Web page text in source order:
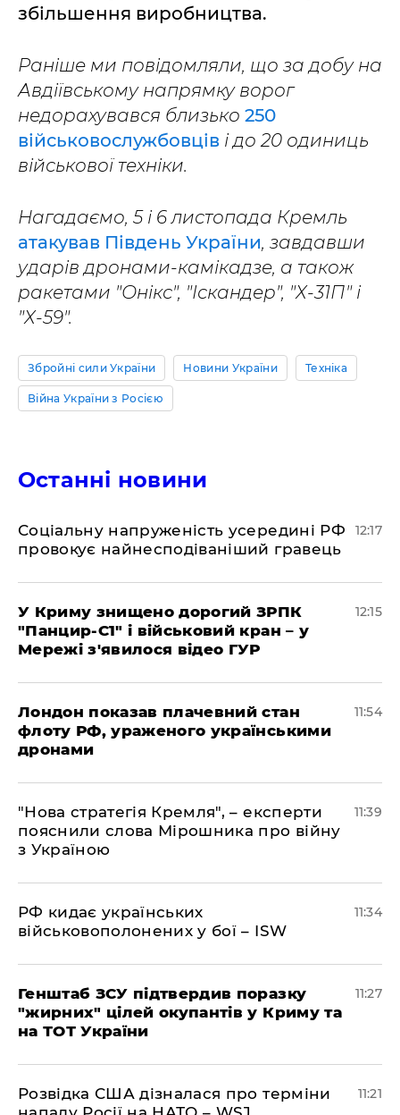
збільшення виробництва.
Раніше ми повідомляли, що за добу на
Авдіївському напрямку ворог
недорахувався близько 250
військовослужбовців і до 20 одиниць
військової техніки.
Нагадаємо, 5 і 6 листопада Кремль
атакував Південь України, завдавши
ударів дронами-камікадзе, а також
ракетами "Онікс", "Іскандер", "Х-31П" і
"Х-59".
Збройні сили України Новини України Техніка
Війна України з Росією
Останні новини
Соціальну напруженість усередині РФ
провокує найнесподіваніший гравець
12:17
У Криму знищено дорогий ЗРПК
"Панцир-С1" і військовий кран – у
Мережі з'явилося відео ГУР
12:15
Лондон показав плачевний стан
флоту РФ, ураженого українськими
дронами
11:54
"Нова стратегія Кремля", – експерти
пояснили слова Мірошника про війну
з Україною
11:39
РФ кидає українських
військовополонених у бої – ISW
11:34
Генштаб ЗСУ підтвердив поразку
"жирних" цілей окупантів у Криму та
на ТОТ України
11:27
Розвідка США дізналася про терміни
11:21